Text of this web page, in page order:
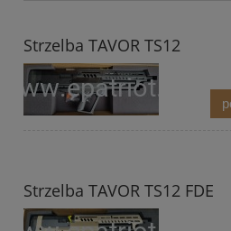
Strzelba TAVOR TS12
Strzelba TAVOR TS12 FDE